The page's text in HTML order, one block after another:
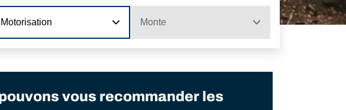
Motorisation Monte
vous recommander les